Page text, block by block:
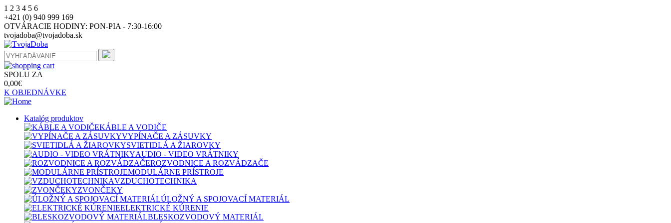
1 2 3 4 5 6
+421 (0) 940 999 169
OTVÁRACIE HODINY: PON-PIA - 7:30-16:00
tvojadoba@tvojadoba.sk
SPOLU ZA
0,00€
K OBJEDNÁVKE
Katalóg produktov
KÁBLE A VODIČE
VYPÍNAČE A ZÁSUVKY
SVIETIDLÁ A ŽIAROVKY
AUDIO - VIDEO VRÁTNIKY
ROZVODNICE A ROZVÁDZAČE
MODULÁRNE PRÍSTROJE
VZDUCHOTECHNIKA
ZVONČEKY
ÚLOŽNÝ A SPOJOVACÍ MATERIÁL
ELEKTRICKÉ KÚRENIE
BLESKOZVODOVÝ MATERIÁL